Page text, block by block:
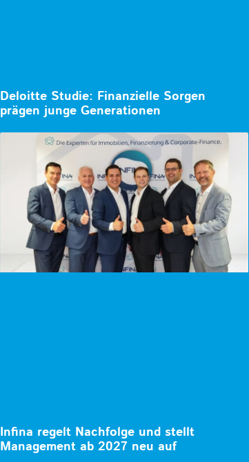
Deloitte Studie: Finanzielle Sorgen
prägen junge Generationen
Infina regelt Nachfolge und stellt
Management ab 2027 neu auf